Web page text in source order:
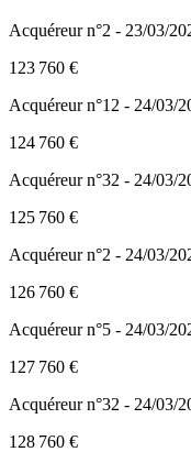
Acquéreur n°2 - 23/03/
123 760 €
Acquéreur n°12 - 24/03/
124 760 €
Acquéreur n°32 - 24/03/
125 760 €
Acquéreur n°2 - 24/03/
126 760 €
Acquéreur n°5 - 24/03/
127 760 €
Acquéreur n°32 - 24/03/
128 760 €